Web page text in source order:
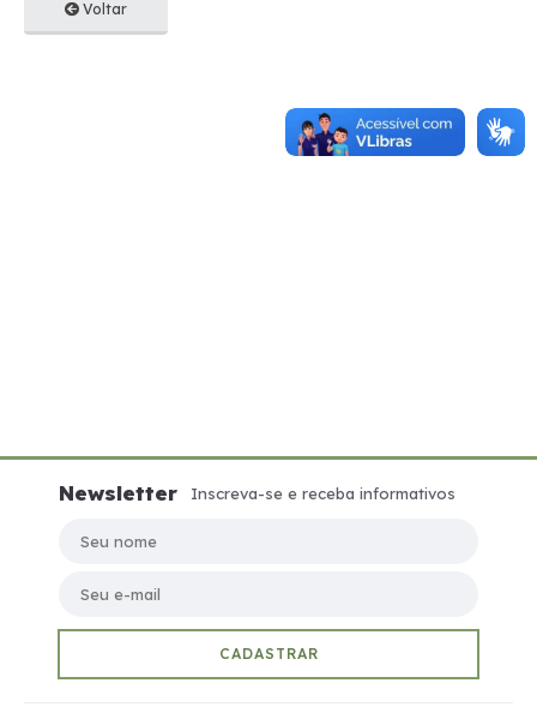
Voltar
Newsletter
Inscreva-se e receba informativos
CADASTRAR